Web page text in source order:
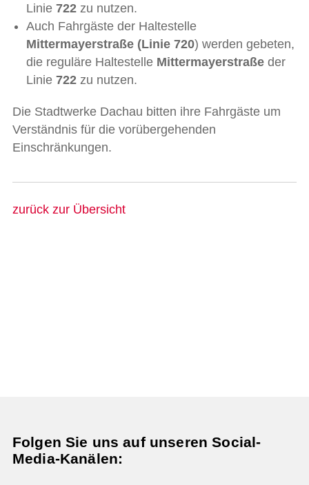
Linie 722zu nutzen.
Auch Fahrgäste der Haltestelle
Mittermayerstraße (Linie 720) werden gebeten,
die reguläre Haltestelle Mittermayerstraßeder
Linie 722zu nutzen.
Die Stadtwerke Dachau bitten ihre Fahrgäste um
Verständnis für die vorübergehenden
Einschränkungen.
zurück zur Übersicht
Folgen Sie uns auf unseren Social-
Media-Kanälen: